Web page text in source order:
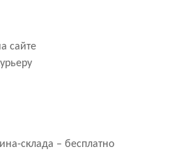
сайте
склада – бесплатно